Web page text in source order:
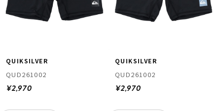
QUIKSILVER
QUD261002
¥2,970
QUIKSILVER
QUD261002
¥2,970